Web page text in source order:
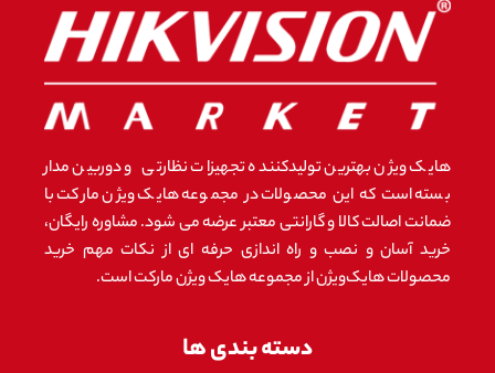
هایک ویژن بهترین تولیدکننده تجهیزات نظارتی و دوربین مدار
بسته است که این محصولات در مجموعه هایک ویژن مارکت با
ضمانت اصالت کالا و گارانتی معتبر عرضه می شود. مشاوره رایگان،
خرید آسان و نصب و راه اندازی حرفه ای از نکات مهم خرید
محصولات هایک‌ویژن از مجموعه هایک ویژن مارکت است.
دسته بندی ها